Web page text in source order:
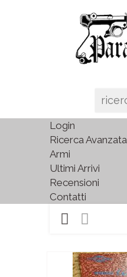
Login
Ricerca Avanzata
Armi
Ultimi Arrivi
Recensioni
Contatti